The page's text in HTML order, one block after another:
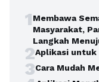
1Membawa
Masyarakat,
Langkah
2Aplikasi untuk
3Cara Mudah